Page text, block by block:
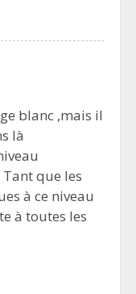
blanc ,mais il
là
que les
à ce niveau
à toutes les